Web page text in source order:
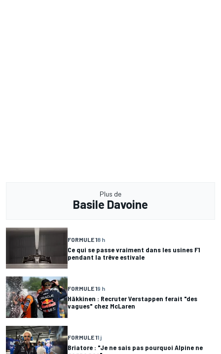
Plus de
Basile Davoine
FORMULE 18 h
Ce qui se passe vraiment dans les usines F1
pendant la trêve estivale
FORMULE 19 h
Häkkinen : Recruter Verstappen ferait "des
vagues" chez McLaren
FORMULE 11 j
Briatore : "Je ne sais pas pourquoi Alpine ne